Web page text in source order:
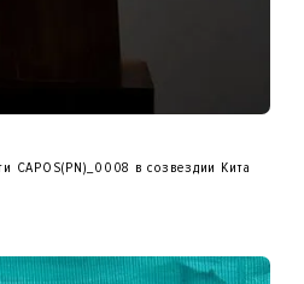
CAPOS(PN)_0008 в созвездии Кита